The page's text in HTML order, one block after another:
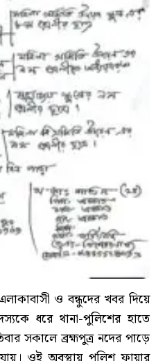
ও বন্ধুদের খবর দিয়ে
ধরে থানা-পুলিশের হাতে
সকালে ব্রহ্মপুত্র নদের পাড়ে